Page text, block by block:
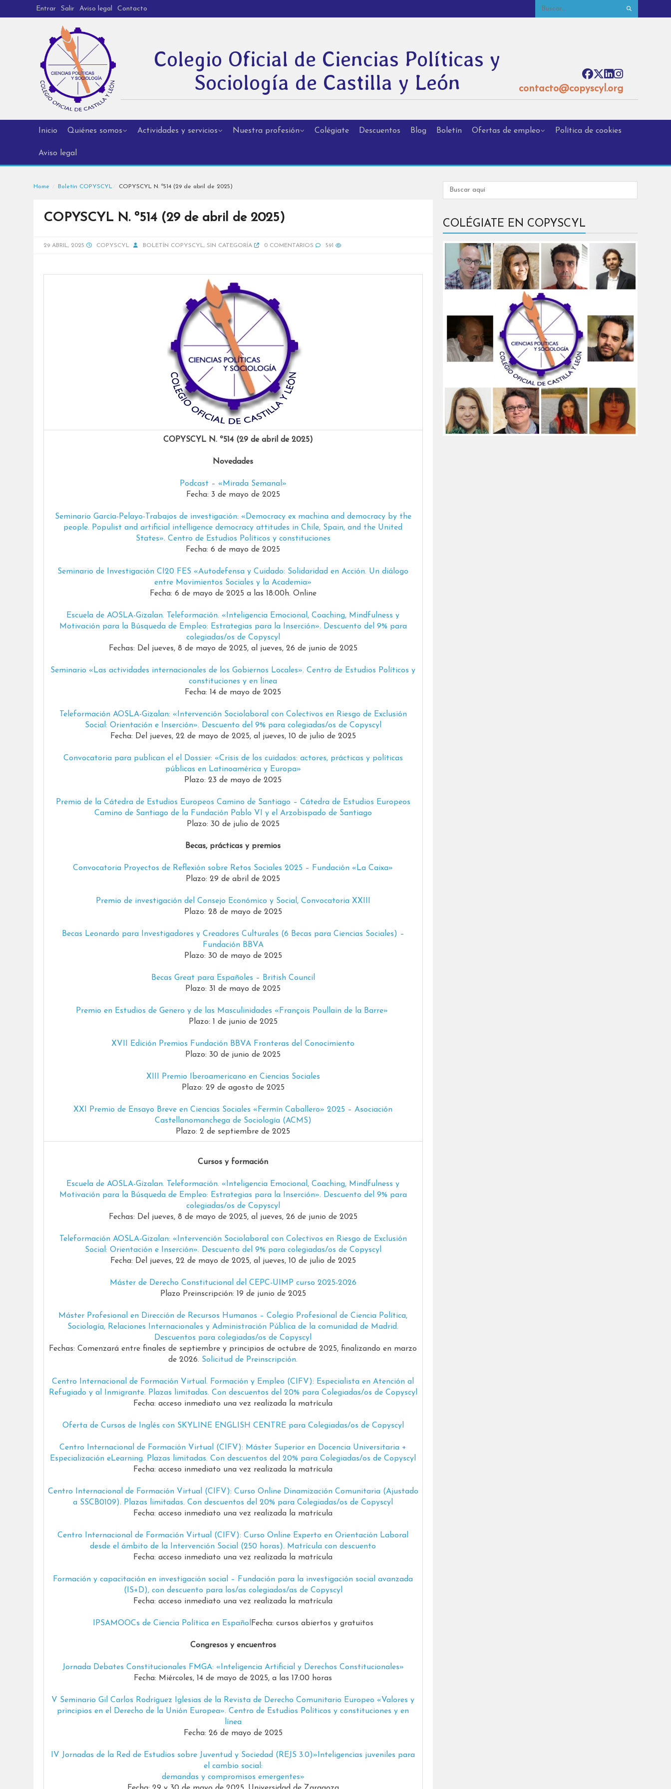
Entrar Salir Aviso legal Contacto
Colegio Oficial de Ciencias Políticas y
Sociología de Castilla y León
contacto@copyscyl.org
Inicio Quiénes somos Actividades y servicios Nuestra profesión Colégiate Descuentos Blog Boletín Ofertas de empleo Política de cookies
Aviso legal
Home Boletín COPYSCYL COPYSCYL N. º514 (29 de abril de 2025)
COPYSCYL N. º514 (29 de abril de 2025)
29 ABRIL, 2025 COPYSCYL BOLETÍN COPYSCYL, SIN CATEGORÍA 0 COMENTARIOS 591
COPYSCYL N. º514 (29 de abril de 2025)
Novedades
Podcast – «Mirada Semanal»
Fecha: 3 de mayo de 2025
Seminario García-Pelayo-Trabajos de investigación: «Democracy ex machina and democracy by the
people. Populist and artificial intelligence democracy attitudes in Chile, Spain, and the United
States». Centro de Estudios Políticos y constituciones
Fecha: 6 de mayo de 2025
Seminario de Investigación CI20 FES «Autodefensa y Cuidado: Solidaridad en Acción. Un diálogo
entre Movimientos Sociales y la Academia»
Fecha: 6 de mayo de 2025 a las 18:00h. Online
Escuela de AOSLA-Gizalan. Teleformación. «Inteligencia Emocional, Coaching, Mindfulness y
Motivación para la Búsqueda de Empleo: Estrategias para la Inserción». Descuento del 9% para
colegiadas/os de Copyscyl
Fechas: Del jueves, 8 de mayo de 2025, al jueves, 26 de junio de 2025
Seminario «Las actividades internacionales de los Gobiernos Locales». Centro de Estudios Políticos y
constituciones y en línea
Fecha: 14 de mayo de 2025
Teleformación AOSLA-Gizalan: «Intervención Sociolaboral con Colectivos en Riesgo de Exclusión
Social: Orientación e Inserción». Descuento del 9% para colegiadas/os de Copyscyl
Fecha: Del jueves, 22 de mayo de 2025, al jueves, 10 de julio de 2025
Convocatoria para publican el el Dossier: «Crisis de los cuidados: actores, prácticas y políticas
públicas en Latinoamérica y Europa»
Plazo: 23 de mayo de 2025
Premio de la Cátedra de Estudios Europeos Camino de Santiago – Cátedra de Estudios Europeos
Camino de Santiago de la Fundación Pablo VI y el Arzobispado de Santiago
Plazo: 30 de julio de 2025
Becas, prácticas y premios
Convocatoria Proyectos de Reflexión sobre Retos Sociales 2025 – Fundación «La Caixa»
Plazo: 29 de abril de 2025
Premio de investigación del Consejo Económico y Social, Convocatoria XXIII
Plazo: 28 de mayo de 2025
Becas Leonardo para Investigadores y Creadores Culturales (6 Becas para Ciencias Sociales) –
Fundación BBVA
Plazo: 30 de mayo de 2025
Becas Great para Españoles – British Council
Plazo: 31 de mayo de 2025
Premio en Estudios de Genero y de las Masculinidades «François Poullain de la Barre»
Plazo: 1 de junio de 2025
XVII Edición Premios Fundación BBVA Fronteras del Conocimiento
Plazo: 30 de junio de 2025
XIII Premio Iberoamericano en Ciencias Sociales
Plazo: 29 de agosto de 2025
XXI Premio de Ensayo Breve en Ciencias Sociales «Fermín Caballero» 2025 – Asociación
Castellanomanchega de Sociología (ACMS)
Plazo: 2 de septiembre de 2025
Cursos y formación
Escuela de AOSLA-Gizalan. Teleformación. «Inteligencia Emocional, Coaching, Mindfulness y
Motivación para la Búsqueda de Empleo: Estrategias para la Inserción». Descuento del 9% para
colegiadas/os de Copyscyl
Fechas: Del jueves, 8 de mayo de 2025, al jueves, 26 de junio de 2025
Teleformación AOSLA-Gizalan: «Intervención Sociolaboral con Colectivos en Riesgo de Exclusión
Social: Orientación e Inserción». Descuento del 9% para colegiadas/os de Copyscyl
Fecha: Del jueves, 22 de mayo de 2025, al jueves, 10 de julio de 2025
Máster de Derecho Constitucional del CEPC-UIMP curso 2025-2026
Plazo Preinscripción: 19 de junio de 2025
Máster Profesional en Dirección de Recursos Humanos – Colegio Profesional de Ciencia Política,
Sociología, Relaciones Internacionales y Administración Pública de la comunidad de Madrid.
Descuentos para colegiadas/os de Copyscyl
Fechas: Comenzará entre finales de septiembre y principios de octubre de 2025, finalizando en marzo
de 2026. Solicitud de Preinscripción.
Centro Internacional de Formación Virtual. Formación y Empleo (CIFV): Especialista en Atención al
Refugiado y al Inmigrante. Plazas limitadas. Con descuentos del 20% para Colegiadas/os de Copyscyl
Fecha: acceso inmediato una vez realizada la matrícula
Oferta de Cursos de Inglés con SKYLINE ENGLISH CENTRE para Colegiadas/os de Copyscyl
Centro Internacional de Formación Virtual (CIFV): Máster Superior en Docencia Universitaria +
Especialización eLearning. Plazas limitadas. Con descuentos del 20% para Colegiadas/os de Copyscyl
Fecha: acceso inmediato una vez realizada la matrícula
Centro Internacional de Formación Virtual (CIFV): Curso Online Dinamización Comunitaria (Ajustado
a SSCB0109). Plazas limitadas. Con descuentos del 20% para Colegiadas/os de Copyscyl
Fecha: acceso inmediato una vez realizada la matrícula
Centro Internacional de Formación Virtual (CIFV): Curso Online Experto en Orientación Laboral
desde el ámbito de la Intervención Social (250 horas). Matrícula con descuento
Fecha: acceso inmediato una vez realizada la matrícula
Formación y capacitación en investigación social – Fundación para la investigación social avanzada
(IS+D), con descuento para los/as colegiados/as de Copyscyl
Fecha: acceso inmediato una vez realizada la matrícula
IPSAMOOCs de Ciencia Política en Español Fecha: cursos abiertos y gratuitos
Congresos y encuentros
Jornada Debates Constitucionales FMGA: «Inteligencia Artificial y Derechos Constitucionales»
Fecha: Miércoles, 14 de mayo de 2025, a las 17:00 horas
V Seminario Gil Carlos Rodríguez Iglesias de la Revista de Derecho Comunitario Europeo «Valores y
principios en el Derecho de la Unión Europea». Centro de Estudios Políticos y constituciones y en
línea
Fecha: 26 de mayo de 2025
IV Jornadas de la Red de Estudios sobre Juventud y Sociedad (REJS 3.0)»Inteligencias juveniles para
el cambio social:
demandas y compromisos emergentes»
COLÉGIATE EN COPYSCYL